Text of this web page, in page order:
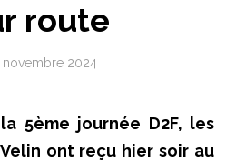
route
novembre 2024
5ème journée D2F, les
ont reçu hier soir au